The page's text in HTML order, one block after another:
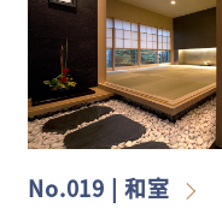
No.019 | 和室